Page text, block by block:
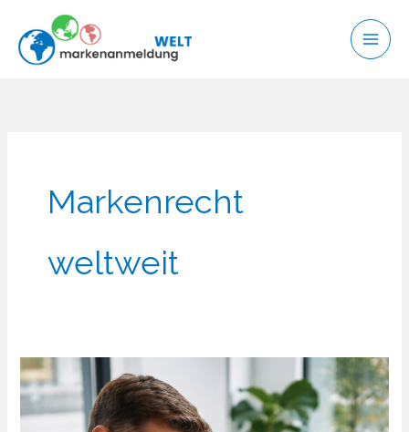
Inhalt
springen
Markenrecht
weltweit